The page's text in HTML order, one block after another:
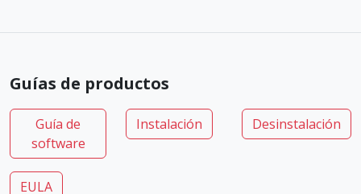
Guías de productos
Guía de
software
Instalación Desinstalación
EULA